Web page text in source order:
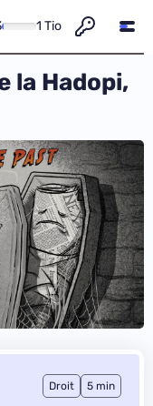
1 Tio
la Hadopi,
Droit 5 min